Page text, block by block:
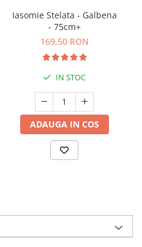
Iasomie Stelata - Galbena
- 75cm+
169,50 RON
IN STOC
ADAUGA IN COS